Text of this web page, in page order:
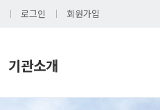
로그인 회원가입
기관소개